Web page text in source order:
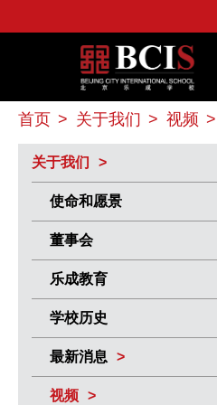
Beijing City International
首页 > 关于我们 > 视频 >
关于我们
使命和愿景
董事会
乐成教育
学校历史
最新消息
视频